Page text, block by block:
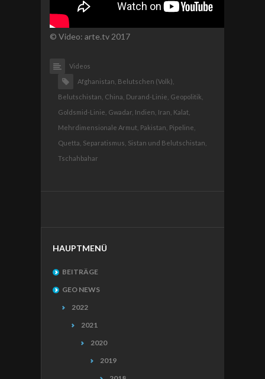
© Video: arte.tv 2017
Videos
Afghanistan, Belutschen (Volk),
Belutschistan, China, Durand-Linie, Geopolitik,
Goldsmid-Linie, Gwadar, Indien, Iran, Kalat,
Mehrdimensionale Armut, Pakistan, Pipeline,
Quetta, Separatismus, Sistan und Belutschistan,
Tschahbahar
HAUPTMENÜ
BEITRÄGE
GEO NEWS
2022
2021
2020
2019